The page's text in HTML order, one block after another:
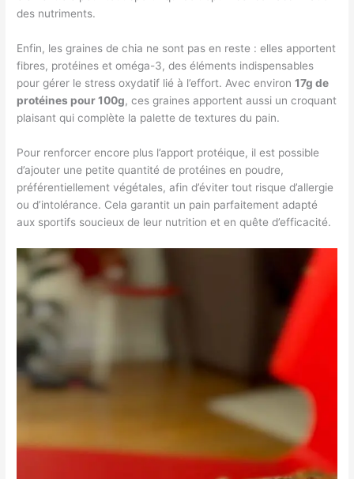
des nutriments.
Enfin, les graines de chia ne sont pas en reste : elles apportent
fibres, protéines et oméga-3, des éléments indispensables
pour gérer le stress oxydatif lié à l’effort. Avec environ17g de
protéines pour 100g, ces graines apportent aussi un croquant
plaisant qui complète la palette de textures du pain.
Pour renforcer encore plus l’apport protéique, il est possible
d’ajouter une petite quantité de protéines en poudre,
préférentiellement végétales, afin d’éviter tout risque d’allergie
ou d’intolérance. Cela garantit un pain parfaitement adapté
aux sportifs soucieux de leur nutrition et en quête d’efficacité.